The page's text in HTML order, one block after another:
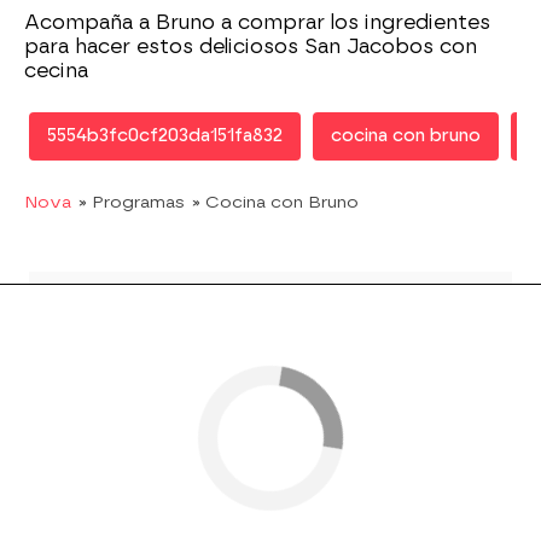
Acompaña a Bruno a comprar los ingredientes
para hacer estos deliciosos San Jacobos con
cecina
5554b3fc0cf203da151fa832 cocina con bruno
Nova » Programas » Cocina con Bruno